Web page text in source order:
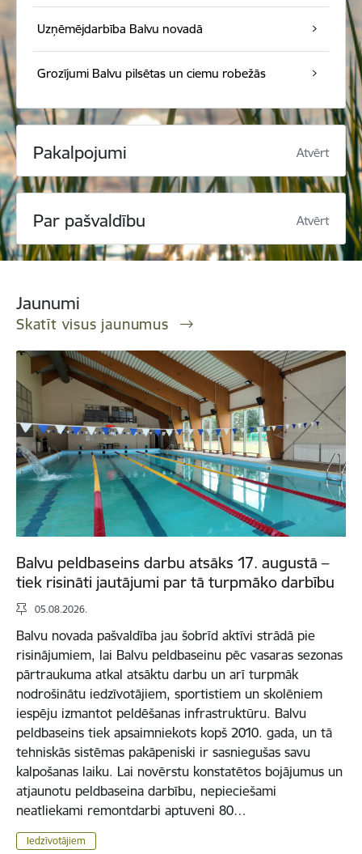
Uzņēmējdarbība Balvu novadā
Grozījumi Balvu pilsētas un ciemu robežās
Pakalpojumi Atvērt
Par pašvaldību Atvērt
Jaunumi
Skatīt visus jaunumus
Balvu peldbaseins darbu atsāks 17. augustā –
tiek risināti jautājumi par tā turpmāko darbību
05.08.2026.
Balvu novada pašvaldība jau šobrīd aktīvi strādā pie
risinājumiem, lai Balvu peldbaseinu pēc vasaras sezonas
pārtraukuma atkal atsāktu darbu un arī turpmāk
nodrošinātu iedzīvotājiem, sportistiem un skolēniem
iespēju izmantot peldēšanas infrastruktūru. Balvu
peldbaseins tiek apsaimniekots kopš 2010. gada, un tā
tehniskās sistēmas pakāpeniski ir sasniegušas savu
kalpošanas laiku. Lai novērstu konstatētos bojājumus un
atjaunotu peldbaseina darbību, nepieciešami
neatliekami remontdarbi aptuveni 80…
Iedzīvotājiem